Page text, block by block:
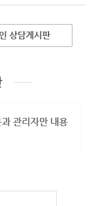
상담게시판
관리자만 내용